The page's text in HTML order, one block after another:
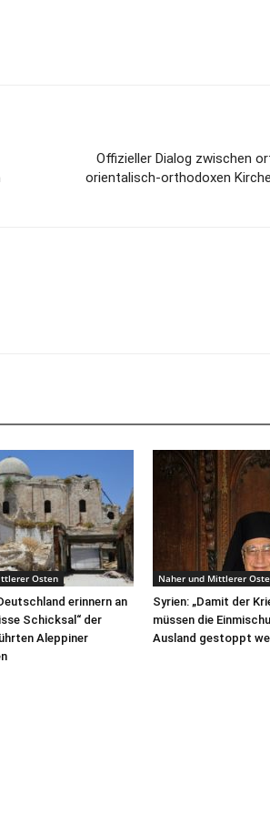
Offizieller Dialog zwischen
orientalisch-orthodoxen
Osten
erinnern an
Schicksal“ der
Aleppiner
Naher und Mittlerer
Syrien: „Damit der
müssen die
Ausland gestoppt